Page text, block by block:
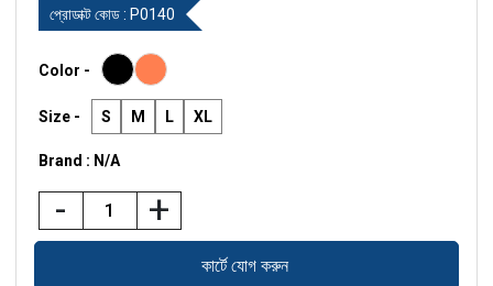
প্রোডাক্ট কোড : P0140
Color -
Size - S M L XL
Brand : N/A
- +